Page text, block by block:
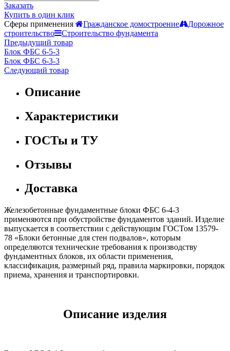
Заказать
Купить в один клик
Сферы применения
Гражданское домостроение
Дорожное
строительство
Строительство фундамента
Предыдущий товар
Блок ФБС 6-5-3
Блок ФБС 6-3-3
Следующий товар
Описание
Характеристики
ГОСТы и ТУ
Отзывы
Доставка
Железобетонные фундаментные блоки ФБС 6-4-3
применяются при обустройстве фундаментов зданий. Изделие
выпускается в соответствии с действующим ГОСТом 13579-
78 «Блоки бетонные для стен подвалов», которым
определяются технические требования к производству
фундаментных блоков, их области применения,
классификация, размерный ряд, правила маркировки, порядок
приема, хранения и транспортировки.
Описание изделия